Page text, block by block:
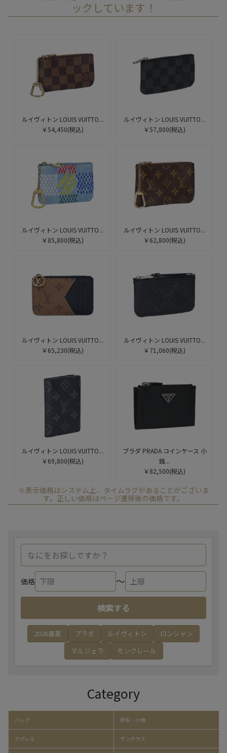
ックしています！
ルイヴィトン LOUIS VUITTO...
￥54,450(税込)
ルイヴィトン LOUIS VUITTO...
￥57,800(税込)
ルイヴィトン LOUIS VUITTO...
￥85,800(税込)
ルイヴィトン LOUIS VUITTO...
￥62,800(税込)
ルイヴィトン LOUIS VUITTO...
￥65,230(税込)
ルイヴィトン LOUIS VUITTO...
￥71,060(税込)
ルイヴィトン LOUIS VUITTO...
￥69,800(税込)
プラダ PRADA コインケース 小
銭...
￥82,500(税込)
※表示価格はシステム上、タイムラグがあることがございま
す。正しい価格はページ遷移後の価格です。
価格 〜
検索する
2026春夏 プラダ ルイヴィトン
ロンシャン
マルジェラ
モンクレール
Category
バッグ 財布・小物
アパレル サングラス